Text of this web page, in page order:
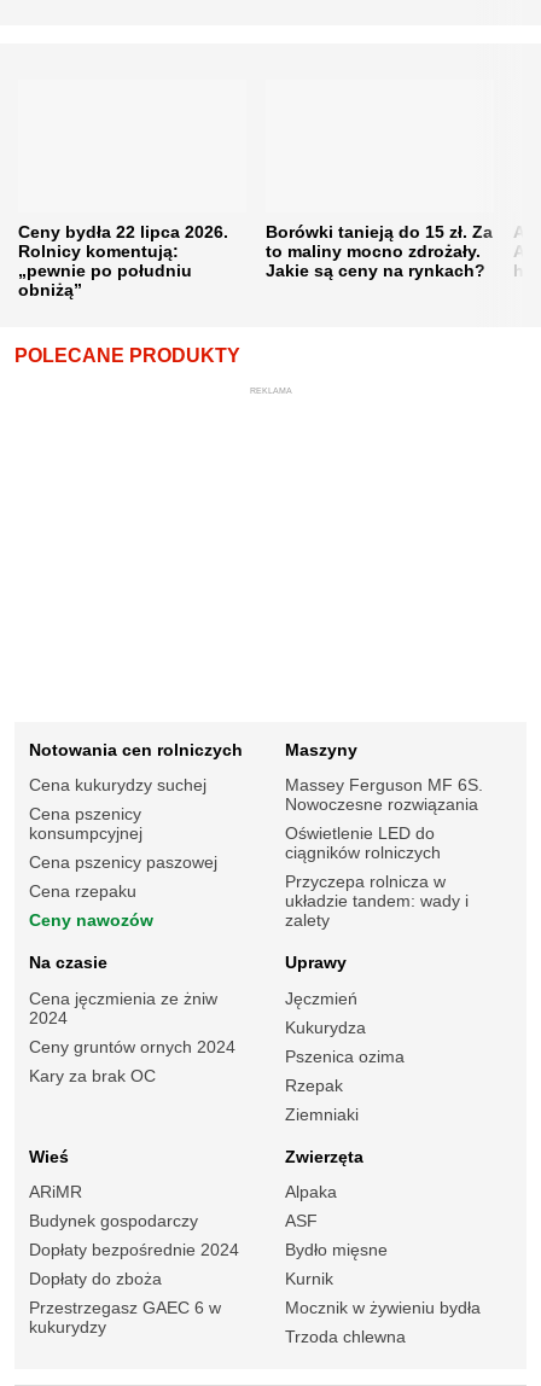
Ceny bydła 22 lipca 2026.
Rolnicy komentują:
„pewnie po południu
obniżą”
Borówki tanieją do 15 zł. Za
to maliny mocno zdrożały.
Jakie są ceny na rynkach?
POLECANE PRODUKTY
REKLAMA
Notowania cen rolniczych
Cena kukurydzy suchej
Cena pszenicy
konsumpcyjnej
Cena pszenicy paszowej
Cena rzepaku
Ceny nawozów
Maszyny
Massey Ferguson MF 6S.
Nowoczesne rozwiązania
Oświetlenie LED do
ciągników rolniczych
Przyczepa rolnicza w
układzie tandem: wady i
zalety
Na czasie
Cena jęczmienia ze żniw
2024
Ceny gruntów ornych 2024
Kary za brak OC
Uprawy
Jęczmień
Kukurydza
Pszenica ozima
Rzepak
Ziemniaki
Wieś
ARiMR
Budynek gospodarczy
Dopłaty bezpośrednie 2024
Dopłaty do zboża
Przestrzegasz GAEC 6 w
kukurydzy
Zwierzęta
Alpaka
ASF
Bydło mięsne
Kurnik
Mocznik w żywieniu bydła
Trzoda chlewna